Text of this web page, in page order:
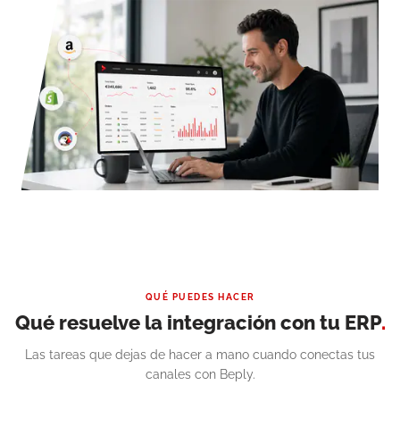
QUÉ PUEDES HACER
Qué resuelve la integración con tu ERP.
Las tareas que dejas de hacer a mano cuando conectas tus
canales con Beply.